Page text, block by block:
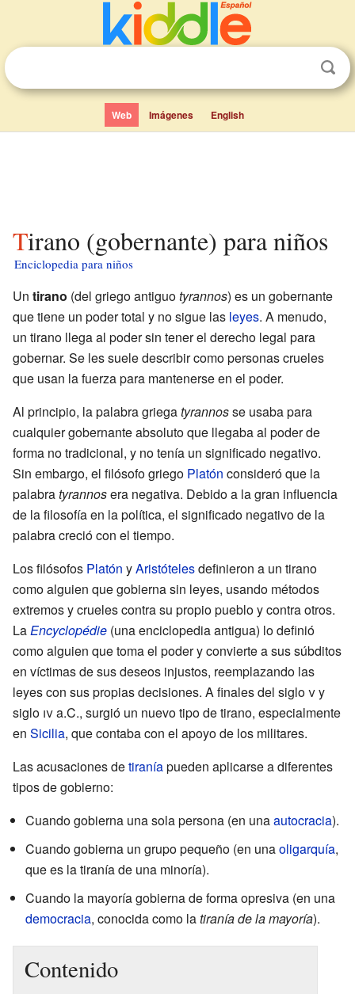
Web Imágenes English
Tirano (gobernante) para niños
Enciclopedia para niños
Un tirano (del griego antiguotyrannos) es un gobernante
que tiene un poder total y no sigue las leyes. A menudo,
un tirano llega al poder sin tener el derecho legal para
gobernar. Se les suele describir como personas crueles
que usan la fuerza para mantenerse en el poder.
Al principio, la palabra griegatyrannosse usaba para
cualquier gobernante absoluto que llegaba al poder de
forma no tradicional, y no tenía un significado negativo.
Sin embargo, el filósofo griego Platón consideró que la
palabratyrannosera negativa. Debido a la gran influencia
de la filosofía en la política, el significado negativo de la
palabra creció con el tiempo.
Los filósofos Platón yAristótelesdefinieron a un tirano
como alguien que gobierna sin leyes, usando métodos
extremos y crueles contra su propio pueblo y contra otros.
LaEncyclopédie (una enciclopedia antigua) lo definió
como alguien que toma el poder y convierte a sus súbditos
en víctimas de sus deseos injustos, reemplazando las
leyes con sus propias decisiones. A finales del siglovy
siglo iva.C., surgió un nuevo tipo de tirano, especialmente
en Sicilia, que contaba con el apoyo de los militares.
Las acusaciones detiraníapueden aplicarse a diferentes
tipos de gobierno:
Cuando gobierna una sola persona (en unaautocracia).
Cuando gobierna un grupo pequeño (en unaoligarquía,
que es la tiranía de una minoría).
Cuando la mayoría gobierna de forma opresiva (en una
democracia, conocida como latiranía de la mayoría).
Contenido